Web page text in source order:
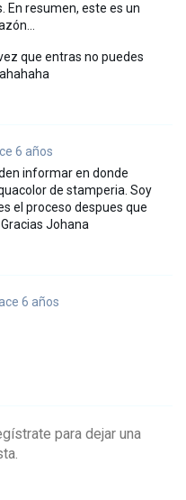
En resumen, este es un
que entras no puedes
6 años
informar en donde
de stamperia. Soy
el proceso despues que
Johana
6 años
para dejar una